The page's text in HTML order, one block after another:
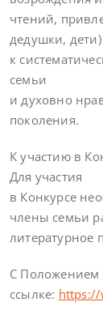
чтений,
дедушки, дети)
к
семьи
и духовно
поколения.
К участию в
Для участия
в Конкурсе
члены семьи
литературное
С Положением
ссылке: https://